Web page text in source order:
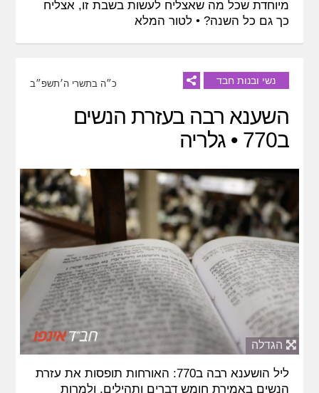
מיוחדת שכל מה שאצליח לעשות בשבת זו, אצליח
כך גם כל השנה? •לטור המלא
נשי ובנות חבד כ״ה בתשרי ה׳תשפ״ב
השענא רבה בעזרת הנשים
ב770 • גלריה
הגדלה
ליל הושענא רבה ב770: האורחות תופסות את עזרת
הנשים באמירת חומש דברים ותהילים, ולמרות